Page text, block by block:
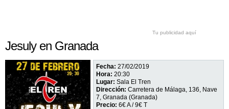
Tu publicidad aquí
Jesuly en Granada
Fecha: 27/02/2019
Hora: 20:30
Lugar: Sala El Tren
Dirección: Carretera de Málaga, 136, Nave
7, Granada (Granada)
Precio: 6€ A / 9€ T